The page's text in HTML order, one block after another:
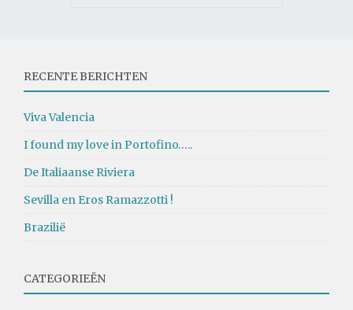
RECENTE BERICHTEN
Viva Valencia
I found my love in Portofino…..
De Italiaanse Riviera
Sevilla en Eros Ramazzotti !
Brazilië
CATEGORIEËN